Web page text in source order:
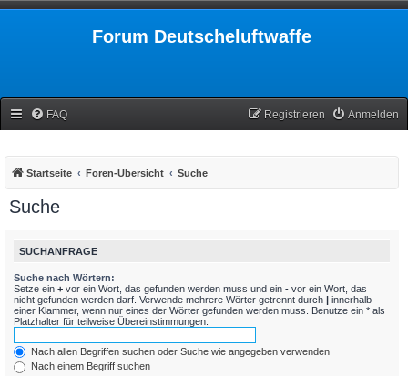
Forum Deutscheluftwaffe
FAQ Anmelden
Registrieren
Startseite Foren-Übersicht Suche
Suche
SUCHANFRAGE
Suche nach Wörtern:
Setze ein + vor ein Wort, das gefunden werden muss und ein - vor ein Wort, das
nicht gefunden werden darf. Verwende mehrere Wörter getrennt durch | innerhalb
einer Klammer, wenn nur eines der Wörter gefunden werden muss. Benutze ein * als
Platzhalter für teilweise Übereinstimmungen.
Nach allen Begriffen suchen oder Suche wie angegeben verwenden
Nach einem Begriff suchen